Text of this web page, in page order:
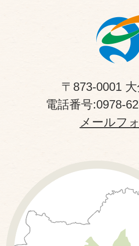
〒873-0001
電話番号:0978-
メールフ